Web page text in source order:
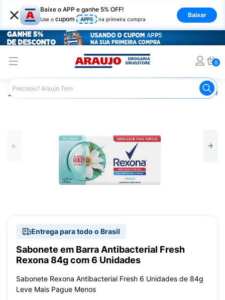
× Baixe o APP e ganhe 5% OFF!
Use o cupom APP5 na primeira compra
Baixar
0
Araujo Higiene Pessoal
Entrega para todo o Brasil
Sabonete em Barra Antibacterial Fresh
Rexona 84g com 6 Unidades
Sabonete Rexona Antibacterial Fresh 6 Unidades de 84g
Leve Mais Pague Menos